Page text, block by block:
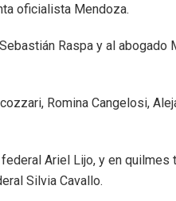
oficialista Mendoza.
Raspa y al abogado
Romina Cangelosi,
Ariel Lijo, y en quilmes
Silvia Cavallo.